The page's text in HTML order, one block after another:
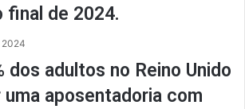
final de 2024.
2024
dos adultos no Reino Unido
aposentadoria com